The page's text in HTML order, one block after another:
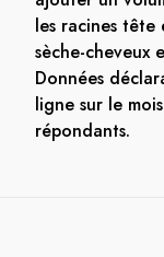
les racines
sèche-cheveux
Données
ligne sur le
répondants.